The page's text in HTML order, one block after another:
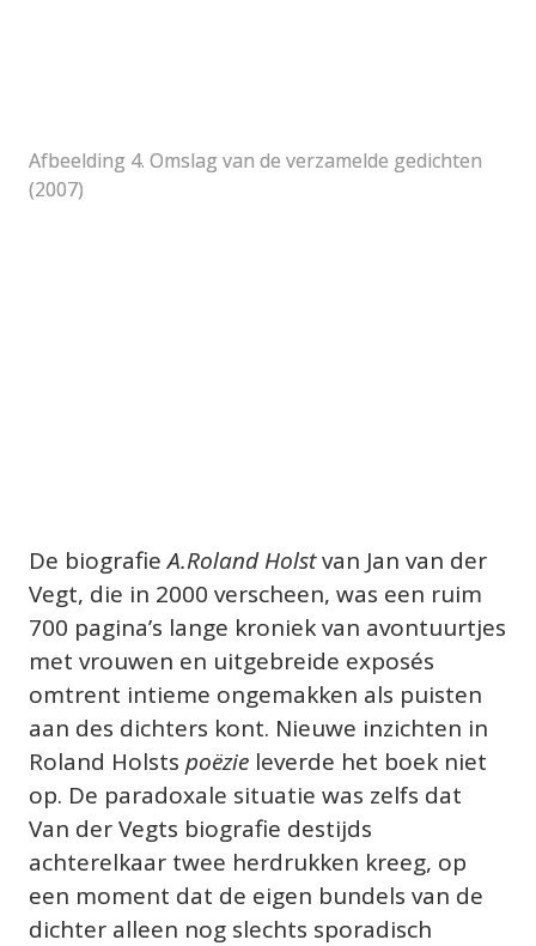
Afbeelding 4. Omslag van de verzamelde gedichten
(2007)
De biografie A.Roland Holst van Jan van der
Vegt, die in 2000 verscheen, was een ruim
700 pagina’s lange kroniek van avontuurtjes
met vrouwen en uitgebreide exposés
omtrent intieme ongemakken als puisten
aan des dichters kont. Nieuwe inzichten in
Roland Holsts poëzie leverde het boek niet
op. De paradoxale situatie was zelfs dat
Van der Vegts biografie destijds
achterelkaar twee herdrukken kreeg, op
een moment dat de eigen bundels van de
dichter alleen nog slechts sporadisch